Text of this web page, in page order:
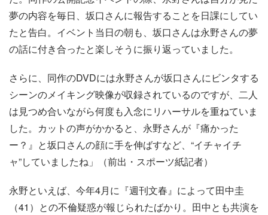
夢の内容を毎日、坂口さんに報告することを日課にしてい
たと告白。イベント当日の朝も、坂口さんは永野さんの夢
の話に付き合ったと楽しそうに振り返っていました。
さらに、同作のDVDには永野さんが坂口さんにビンタする
シーンのメイキング映像が収録されているのですが、二人
は見つめ合いながら何度も入念にリハーサルを重ねていま
した。カットの声がかかると、永野さんが『痛かった
ー？』と坂口さんの顔に手を伸ばすなど、“イチャイチ
ャ”していましたね」（前出・スポーツ紙記者）
永野といえば、今年4月に『週刊文春』によって田中圭
（41）との不倫疑惑が報じられたばかり。田中とも共演を